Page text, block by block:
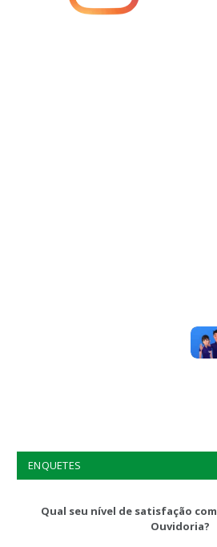
ENQUETES
Qual seu nível de satisfação
Ouvidoria?